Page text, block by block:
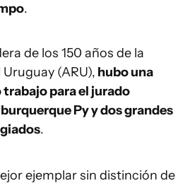
.
de los 150 años de la
(ARU), hubo una
para el jurado
Py y dos grandes
.
ejemplar sin distinción de